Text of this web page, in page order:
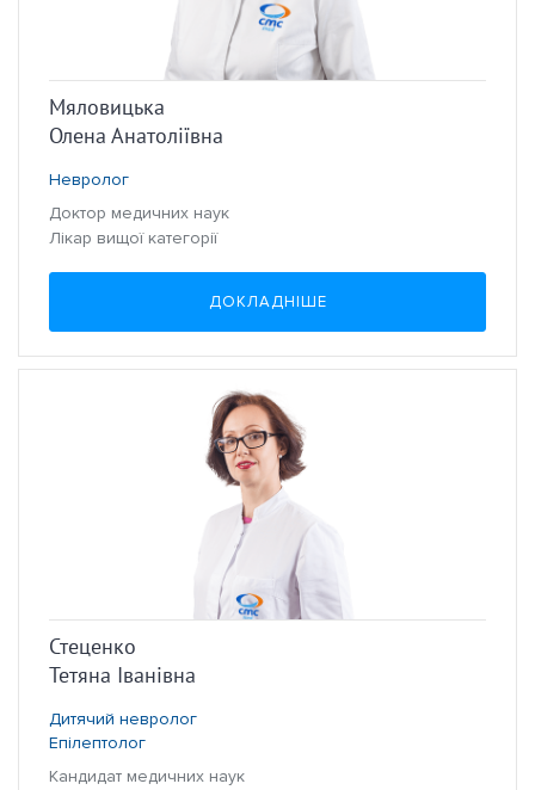
Мяловицька
Олена Анатоліївна
Невролог
Доктор медичних наук
Лікар вищої категорії
ДОКЛАДНІШЕ
Стеценко
Тетяна Іванівна
Дитячий невролог
Епілептолог
Кандидат медичних наук